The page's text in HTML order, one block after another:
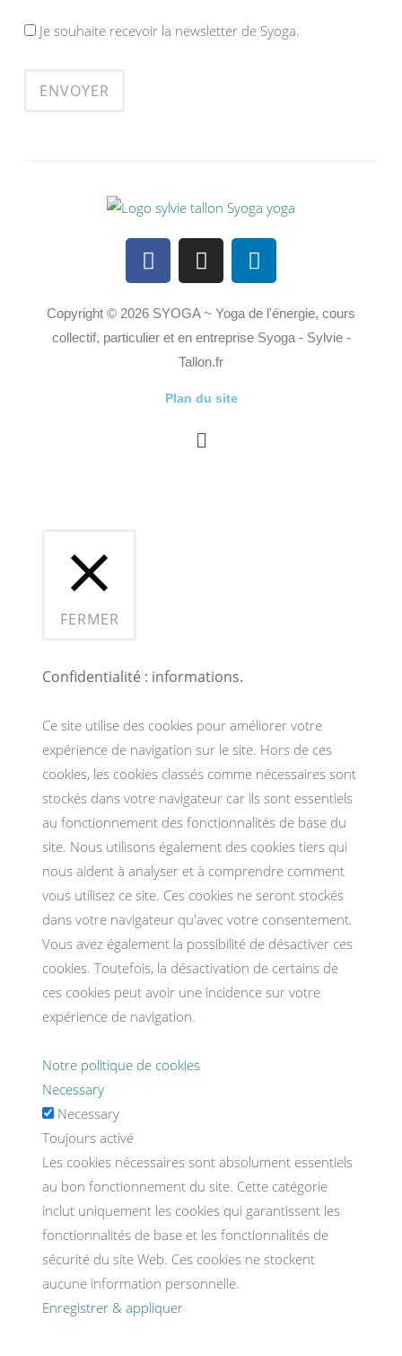
Je souhaite recevoir la newsletter de Syoga.
Copyright © 2026 SYOGA ~ Yoga de l'énergie, cours
collectif, particulier et en entreprise Syoga - Sylvie -
Tallon.fr
Plan du site
FERMER
Confidentialité : informations.
Ce site utilise des cookies pour améliorer votre
expérience de navigation sur le site. Hors de ces
cookies, les cookies classés comme nécessaires sont
stockés dans votre navigateur car ils sont essentiels
au fonctionnement des fonctionnalités de base du
site. Nous utilisons également des cookies tiers qui
nous aident à analyser et à comprendre comment
vous utilisez ce site. Ces cookies ne seront stockés
dans votre navigateur qu'avec votre consentement.
Vous avez également la possibilité de désactiver ces
cookies. Toutefois, la désactivation de certains de
ces cookies peut avoir une incidence sur votre
expérience de navigation.
Notre politique de cookies
Necessary
Necessary
Toujours activé
Les cookies nécessaires sont absolument essentiels
au bon fonctionnement du site. Cette catégorie
inclut uniquement les cookies qui garantissent les
fonctionnalités de base et les fonctionnalités de
sécurité du site Web. Ces cookies ne stockent
aucune information personnelle.
Enregistrer & appliquer